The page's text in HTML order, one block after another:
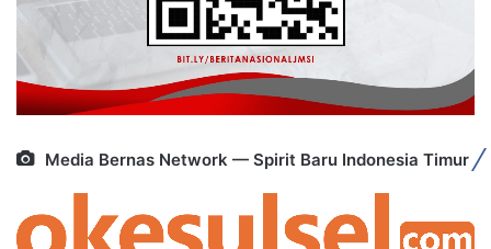
Media Bernas Network — Spirit Baru Indonesia Timur